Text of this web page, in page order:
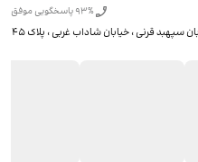
93% پاسخگویی موفق
استان تهران، تهران، ولیعصر، شاداب غربی، ​خیابان سپهبد قرنی ، خیابان شاداب غربی ، پلاک ۴۵